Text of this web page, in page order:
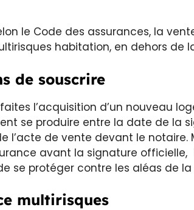
le Code des assurances, la
habitation, en dehors de
de souscrire
l’acquisition d’un nouveau
se produire entre la date de la
l’acte de vente devant le notaire.
avant la signature
se protéger contre les aléas de la
multirisques